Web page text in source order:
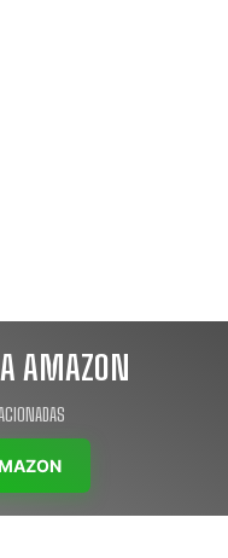
AMAZON